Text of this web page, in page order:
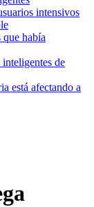
intensivos
había
de
está afectando a